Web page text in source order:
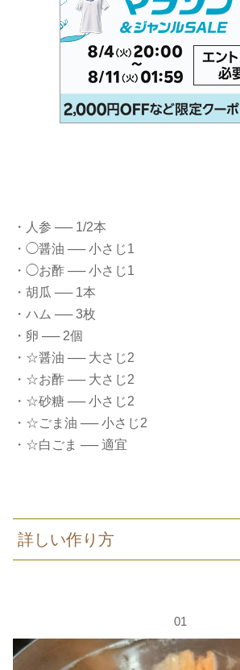
・人参 ── 1/2本
・◯醤油 ── 小さじ1
・◯お酢 ── 小さじ1
・胡瓜 ── 1本
・ハム ── 3枚
・卵 ── 2個
・☆醤油 ── 大さじ2
・☆お酢 ── 大さじ2
・☆砂糖 ── 小さじ2
・☆ごま油 ── 小さじ2
・☆白ごま ── 適宜
詳しい作り方
01